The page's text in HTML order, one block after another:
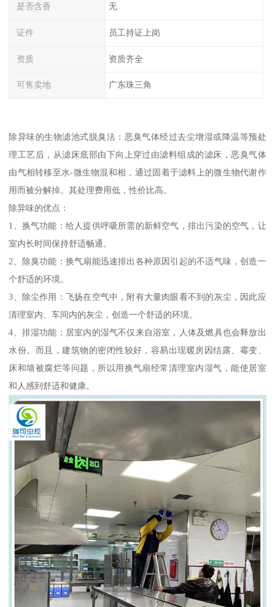
是否含香 无
证件 员工持证上岗
资质 资质齐全
可售卖地 广东珠三角
除异味的生物滤池式脱臭法：恶臭气体经过去尘增湿或降温等预处
理工艺后，从滤床底部由下向上穿过由滤料组成的滤床，恶臭气体
由气相转移至水-微生物混和相，通过固着于滤料上的微生物代谢作
用而被分解掉。其处理费用低，性价比高。
除异味的优点：
1、换气功能：给人提供呼吸所需的新鲜空气，排出污染的空气，让
室内长时间保持舒适畅通。
2、除臭功能：换气扇能迅速排出各种原因引起的不适气味，创造一
个舒适的环境。
3、除尘作用：飞扬在空气中，附有大量肉眼看不到的灰尘，因此应
清理室内、车间内的灰尘，创造一个舒适的环境。
4、排湿功能：居室内的湿气不仅来自浴室，人体及燃具也会释放出
水份。而且，建筑物的密闭性较好，容易出现暖房因结露、霉变、
床和墙被腐烂等问题，所以用换气扇经常清理室内湿气，能使居室
和人感到舒适和健康。